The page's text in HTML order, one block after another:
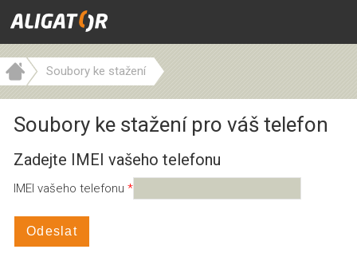
Soubory ke stažení
Soubory ke stažení pro váš telefon
Zadejte IMEI vašeho telefonu
IMEI vašeho telefonu
Odeslat